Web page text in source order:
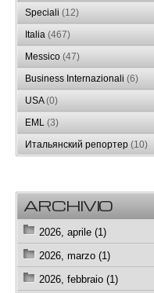
Speciali (12)
Italia (467)
Messico (47)
Business Internazionali (6)
USA(0)
EML (3)
Итальянский репортер (10)
ARCHIVIO
2026, aprile (1)
2026, marzo (1)
2026, febbraio (1)